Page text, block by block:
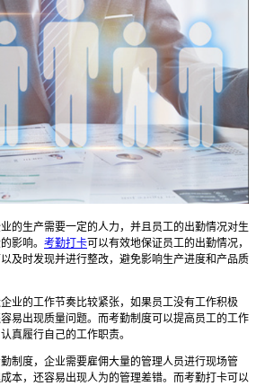
的生产需要一定的人力，并且员工的出勤情况对生
影响。 考勤打卡可以有效地保证员工的出勤情况，
及时发现并进行整改，避免影响生产进度和产品质
业的工作节奏比较紧张，如果员工没有工作积极
易出现质量问题。而考勤制度可以提高员工的工作
真履行自己的工作职责。
制度，企业需要雇佣大量的管理人员进行现场管
本，还容易出现人为的管理差错。而考勤打卡可以